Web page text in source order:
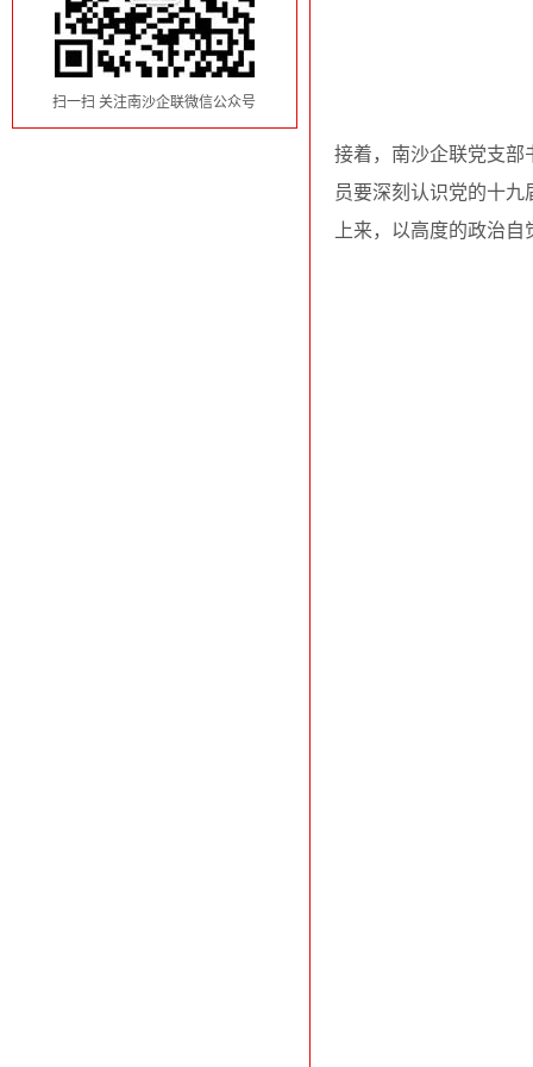
接着，南沙企联党支部
员要深刻认识党的十
上来，以高度的政治
扫一扫 关注南沙企联微信公众号